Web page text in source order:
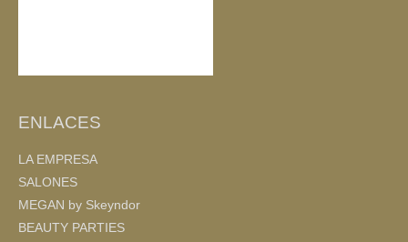
ENLACES
LA EMPRESA
SALONES
MEGAN by Skeyndor
BEAUTY PARTIES